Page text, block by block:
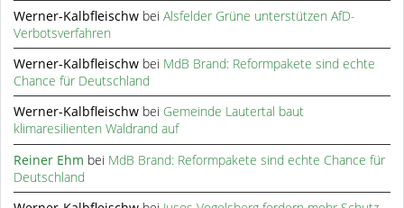
Werner-Kalbfleischw beiAlsfelder Grüne unterstützen AfD-
Verbotsverfahren
Werner-Kalbfleischw bei MdB Brand: Reformpakete sind echte
Chance für Deutschland
Werner-Kalbfleischw bei Gemeinde Lautertal baut
klimaresilienten Waldrand auf
Reiner Ehm bei MdB Brand: Reformpakete sind echte Chance für
Deutschland